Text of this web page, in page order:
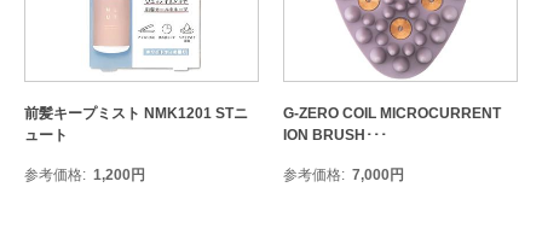
前髪キープミスト NMK1201 STニ
ュート
参考価格 1,200円
G-ZERO COIL MICROCURRENT
ION BRUSH･･･
参考価格 7,000円